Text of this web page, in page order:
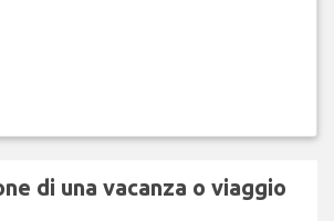
di una vacanza o viaggio